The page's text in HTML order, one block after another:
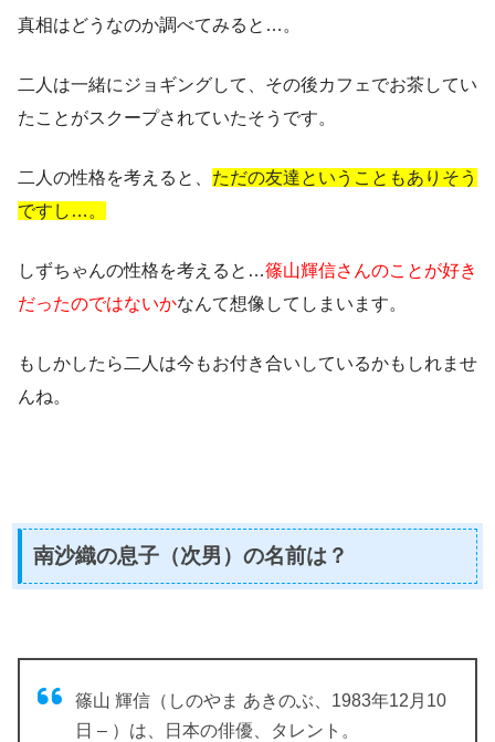
真相はどうなのか調べてみると…。
二人は一緒にジョギングして、その後カフェでお茶してい
たことがスクープされていたそうです。
二人の性格を考えると、 ただの友達ということもありそう
ですし…。
しずちゃんの性格を考えると…篠山輝信さんのことが好き
だったのではないかなんて想像してしまいます。
もしかしたら二人は今もお付き合いしているかもしれませ
んね。
南沙織の息子（次男）の名前は？
篠山 輝信（しのやま あきのぶ、1983年12月10
日 – ）は、日本の俳優、タレント。